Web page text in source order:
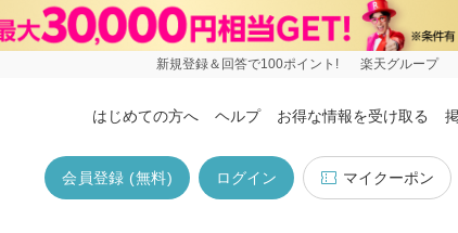
新規登録＆回答で100ポイント! 楽天グループ
はじめての方へ ヘルプ お得な情報を受け取る
マイクーポン
ログイン
会員登録 (無料)